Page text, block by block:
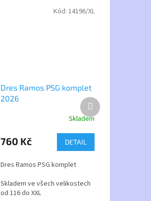
Dres Ramos PSG komplet
2026
produktu
je
z
hvězdiček.
Skladem
760 Kč DETAIL
Dres Ramos PSG komplet
Skladem ve všech velikostech
od 116 do XXL
Kód: 14196/XL
Další
produkt